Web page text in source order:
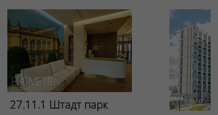
27.11.1 Штадт парк